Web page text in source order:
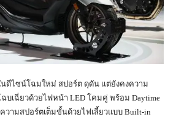
ในดีไซน์โฉมใหม่ สปอร์ต ดุดัน แต่ยังคงความ
บเฉี่ยวด้วยไฟหน้า LED โคมคู่ พร้อม Daytime
ความสปอร์ตเต็มขั้นด้วยไฟเลี้ยวแบบ Built-in